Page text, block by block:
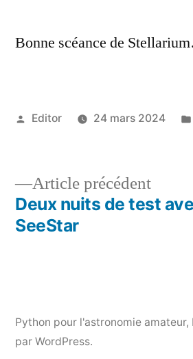
Bonne scéance de
Publié
Editor 24 mars 2024
Navigation
Article précédentArticle
Deux nuits de test
SeeStar
Python pour l'astronomie amateur,
par WordPress.